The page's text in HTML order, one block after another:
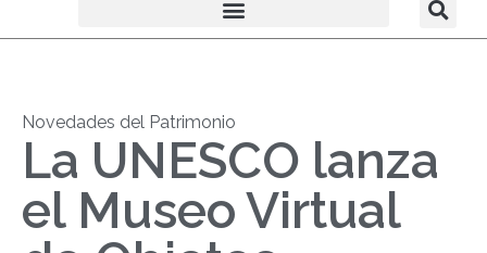
Novedades del Patrimonio
La UNESCO lanza
el Museo Virtual